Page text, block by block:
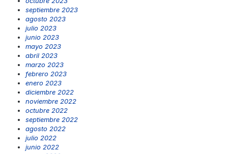
septiembre 2023
agosto 2023
julio 2023
junio 2023
mayo 2023
abril 2023
marzo 2023
febrero 2023
enero 2023
diciembre 2022
noviembre 2022
octubre 2022
septiembre 2022
agosto 2022
julio 2022
junio 2022